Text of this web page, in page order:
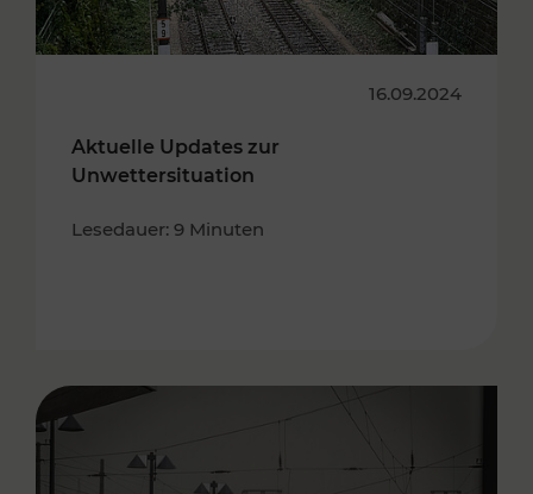
16.09.2024
Aktuelle Updates zur
Unwettersituation
Lesedauer: 9 Minuten